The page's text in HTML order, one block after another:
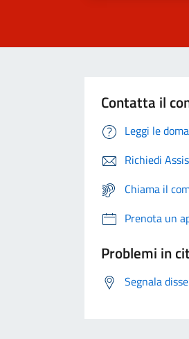
Contatta il
Leggi le
Richiedi
Chiama il
Prenota un
Problemi in
Segnala